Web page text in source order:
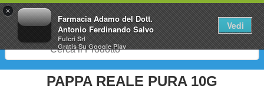
×
Farmacia Adamo del Dott.
Antonio Ferdinando Salvo
Fulcri Srl
GratisSu Google Play
Vedi
0
PAPPA REALE PURA 10G